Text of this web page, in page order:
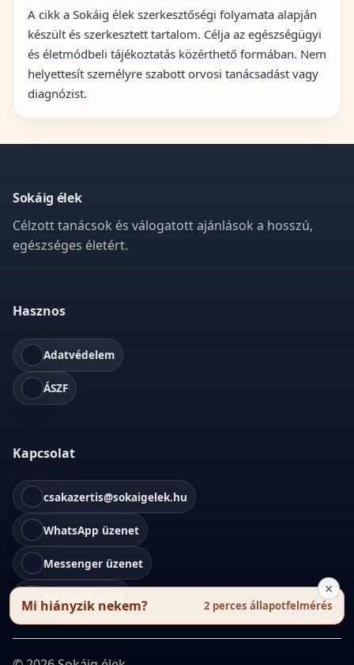
×
Mi hiányzik nekem? 2 perces állapotfelmérés
A cikk a Sokáig élek szerkesztőségi folyamata alapján
készült és szerkesztett tartalom. Célja az egészségügyi
és életmódbeli tájékoztatás közérthető formában. Nem
helyettesít személyre szabott orvosi tanácsadást vagy
diagnózist.
Sokáig élek
Célzott tanácsok és válogatott ajánlások a hosszú,
egészséges életért.
Hasznos
Adatvédelem
ÁSZF
Kapcsolat
csakazertis@sokaigelek.hu
WhatsApp üzenet
Messenger üzenet